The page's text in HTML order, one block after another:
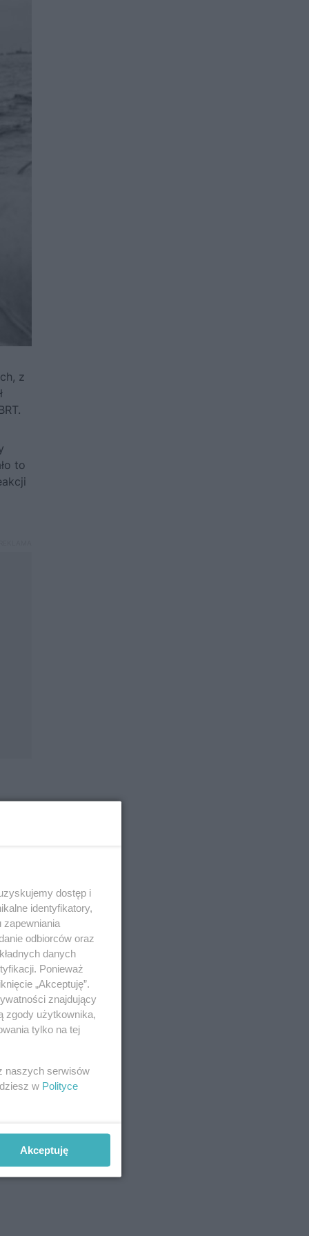
z
to
na
typu
W
dostęp i
identyfikatory,
zapewniania
odbiorców oraz
danych
Ponieważ
„Akceptuję”.
znajdujący
zgody użytkownika,
tylko na tej
naszych serwisów
w Polityce
Akceptuję